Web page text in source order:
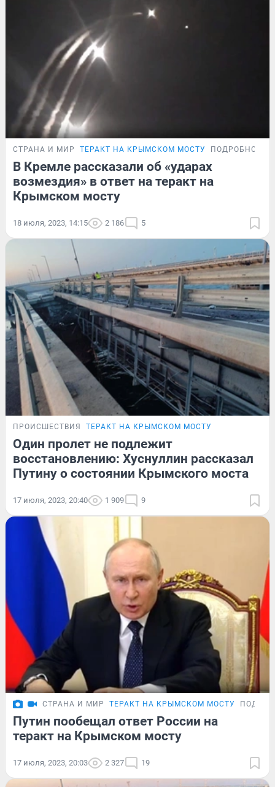
СТРАНА И МИР ТЕРАКТ НА КРЫМСКОМ МОСТУ ПОДРОБНОСТИ
В Кремле рассказали об «ударах
возмездия» в ответ на теракт на
Крымском мосту
18 июля, 2023, 14:15 2 186 5
ПРОИСШЕСТВИЯ ТЕРАКТ НА КРЫМСКОМ МОСТУ
Один пролет не подлежит
восстановлению: Хуснуллин рассказал
Путину о состоянии Крымского моста
17 июля, 2023, 20:40 1 909 9
СТРАНА И МИР ТЕРАКТ НА КРЫМСКОМ МОСТУ
Путин пообещал ответ России на
теракт на Крымском мосту
17 июля, 2023, 20:03 2 327 19